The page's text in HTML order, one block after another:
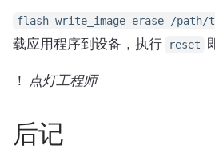
flash write_image erase /
载应用程序到设备，执行
reset
！ 点灯工程师
后记